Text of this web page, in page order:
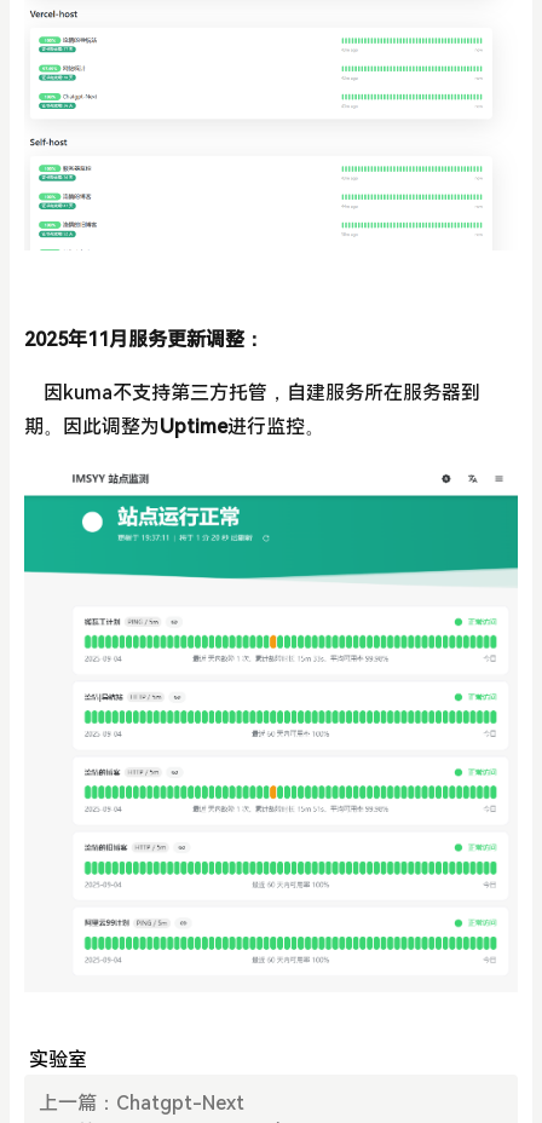
2025年11月服务更新调整：
因kuma不支持第三方托管，自建服务所在服务器到
期。因此调整为Uptime进行监控。
实验室
上一篇： Chatgpt-Next